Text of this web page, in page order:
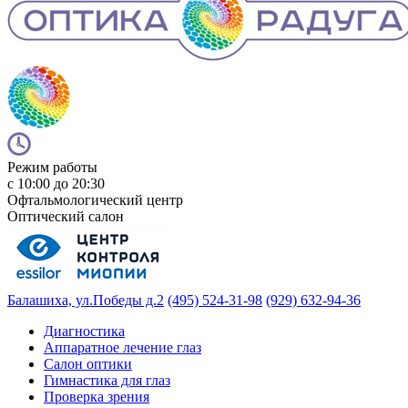
Режим работы
с 10:00 до 20:30
Офтальмологический центр
Оптический салон
Балашиха, ул.Победы д.2 (495) 524-31-98 (929) 632-94-36
Диагностика
Аппаратное лечение глаз
Салон оптики
Гимнастика для глаз
Проверка зрения